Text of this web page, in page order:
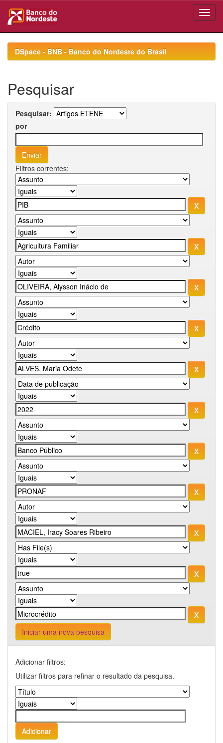
navigationDSpace - BNB - Banco do Nordeste do Brasil
Pesquisar
Pesquisar:
por
Filtros correntes:
Iniciar uma nova pesquisa
Adicionar filtros:
Utilizar filtros para refinar o resultado da pesquisa.